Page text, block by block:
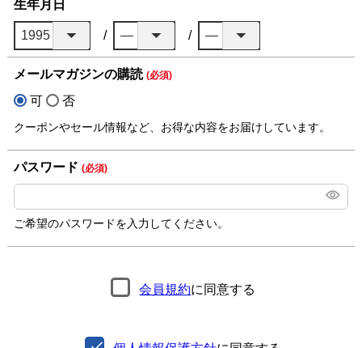
生年月日
メールマガジンの購読 (必須)
可 否
クーポンやセール情報など、お得な内容をお届けしています。
パスワード (必須)
ご希望のパスワードを入力してください。
会員規約に同意する